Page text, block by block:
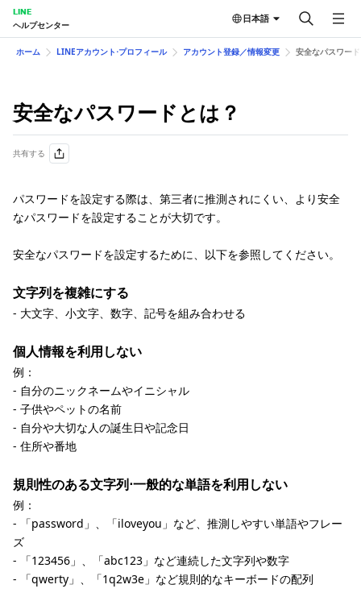
LINE
ヘルプセンター
日本語
ホーム LINEアカウント⋅プロフィール アカウント登録／情報変更 安全なパスワー
安全なパスワードとは？
共有する
パスワードを設定する際は、第三者に推測されにくい、より安全
なパスワードを設定することが大切です。
安全なパスワードを設定するために、以下を参照してください。
文字列を複雑にする
- 大文字、小文字、数字、記号を組み合わせる
個人情報を利用しない
例：
- 自分のニックネームやイニシャル
- 子供やペットの名前
- 自分や大切な人の誕生日や記念日
- 住所や番地
規則性のある文字列⋅一般的な単語を利用しない
例：
- 「password」、「iloveyou」など、推測しやすい単語やフレー
ズ
- 「123456」、「abc123」など連続した文字列や数字
- 「qwerty」、「1q2w3e」など規則的なキーボードの配列